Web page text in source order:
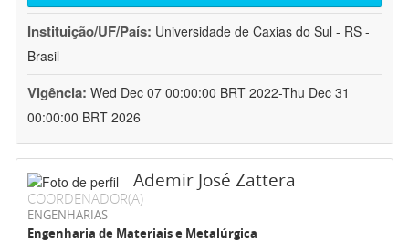
Instituição/UF/País: Universidade de Caxias do Sul - RS -
Brasil
Vigência: Wed Dec 07 00:00:00 BRT 2022-Thu Dec 31
00:00:00 BRT 2026
Ademir José Zattera
COORDENADOR(A)
ENGENHARIAS
Engenharia de Materiais e Metalúrgica